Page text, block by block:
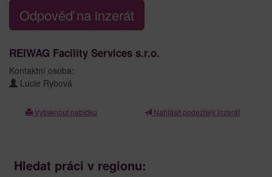
Odpověď na inzerát
REIWAG Facility Services s.r.o.
Kontaktní osoba:
Lucie Rybová
Vytisknout nabídku Nahlásit podezřelý inzerát
Hledat práci v regionu: